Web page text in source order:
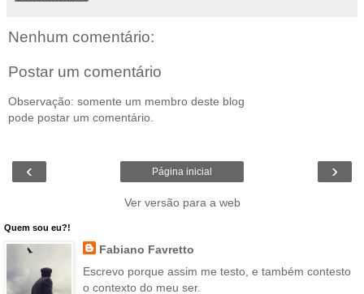
Nenhum comentário:
Postar um comentário
Observação: somente um membro deste blog
pode postar um comentário.
‹ ›
Página inicial
Ver versão para a web
Quem sou eu?!
Fabiano Favretto
Escrevo porque assim me testo, e também contesto
o contexto do meu ser.